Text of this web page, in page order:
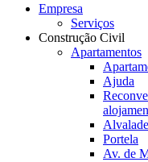
Empresa
Serviços
Construção Civil
Apartamentos
Ajuda
Alvalade
Portela
Av. de